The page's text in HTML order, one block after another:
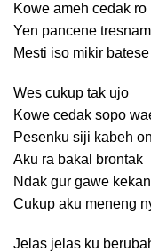
Kowe ameh cedak
Yen pancene
Mesti iso mikir
Wes cukup tak ujo
Kowe cedak sopo
Pesenku siji kabeh
Aku ra bakal brontak
Ndak gur gawe
Cukup aku meneng
Jelas jelas ku